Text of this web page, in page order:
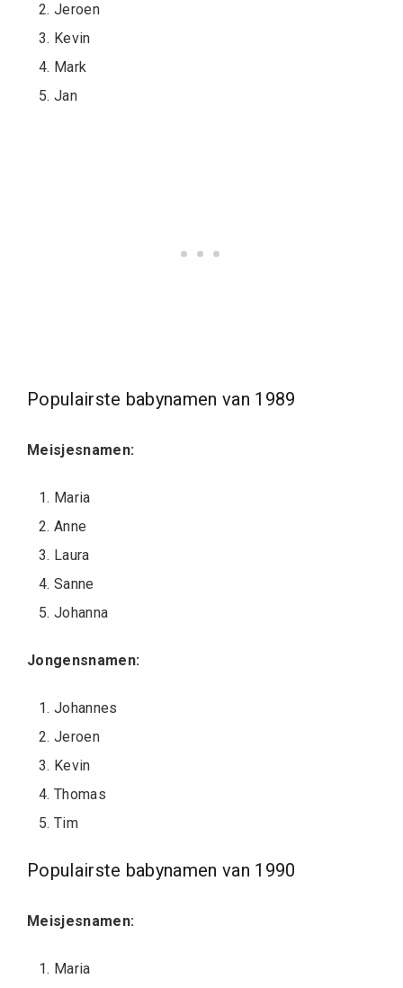
Jeroen
Kevin
Mark
Jan
Populairste babynamen van 1989
Meisjesnamen:
Maria
Anne
Laura
Sanne
Johanna
Jongensnamen:
Johannes
Jeroen
Kevin
Thomas
Tim
Populairste babynamen van 1990
Meisjesnamen:
Maria